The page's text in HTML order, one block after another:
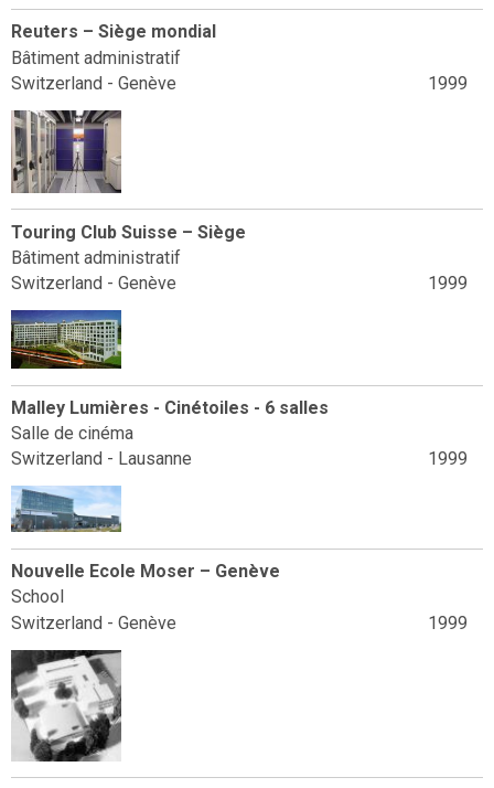
Reuters – Siège mondial
Bâtiment administratif
1999
Switzerland - Genève
Touring Club Suisse – Siège
Bâtiment administratif
1999
Switzerland - Genève
Malley Lumières - Cinétoiles - 6 salles
Salle de cinéma
1999
Switzerland - Lausanne
Nouvelle Ecole Moser – Genève
School
1999
Switzerland - Genève